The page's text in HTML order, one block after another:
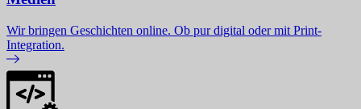
Wir bringen Geschichten online. Ob pur digital oder mit Print-
Integration.